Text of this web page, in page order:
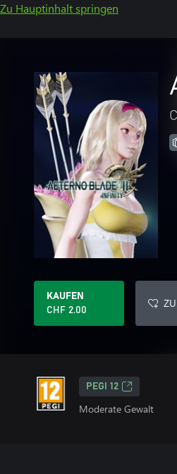
Zu Hauptinhalt springen
KAUFEN
CHF 2.00
PEGI 12
Moderate Gewalt